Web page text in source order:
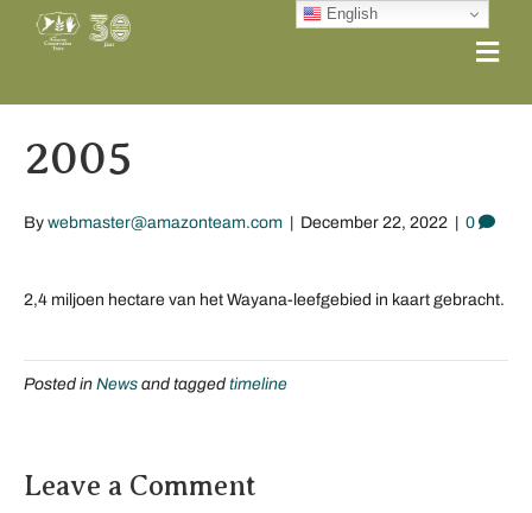
2005
By webmaster@amazonteam.com December 22, 2022 0
2,4 miljoen hectare van het Wayana-leefgebied in kaart gebracht.
Posted in News and tagged timeline
Leave a Comment
English